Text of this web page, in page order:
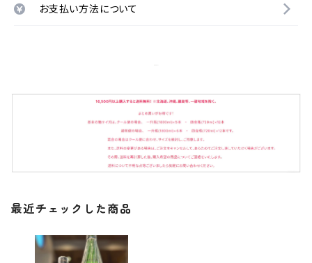
お支払い方法について
最近チェックした商品